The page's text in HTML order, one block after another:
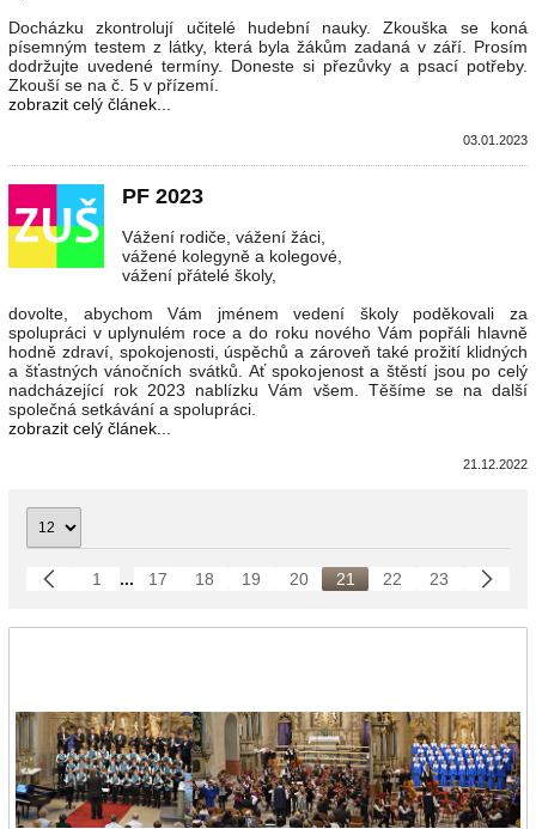
Docházku zkontrolují učitelé hudební nauky. Zkouška se koná
písemným testem z látky, která byla žákům zadaná v září. Prosím
dodržujte uvedené termíny. Doneste si přezůvky a psací potřeby.
Zkouší se na č. 5 v přízemí.
zobrazit celý článek...
03.01.2023
PF 2023
Vážení rodiče, vážení žáci,
vážené kolegyně a kolegové,
vážení přátelé školy,
dovolte, abychom Vám jménem vedení školy poděkovali za
spolupráci v uplynulém roce a do roku nového Vám popřáli hlavně
hodně zdraví, spokojenosti, úspěchů a zároveň také prožití klidných
a šťastných vánočních svátků. Ať spokojenost a štěstí jsou po celý
nadcházející rok 2023 nablízku Vám všem. Těšíme se na další
společná setkávání a spolupráci.
zobrazit celý článek...
21.12.2022
1 ... 17 18 19 20 21 22 23